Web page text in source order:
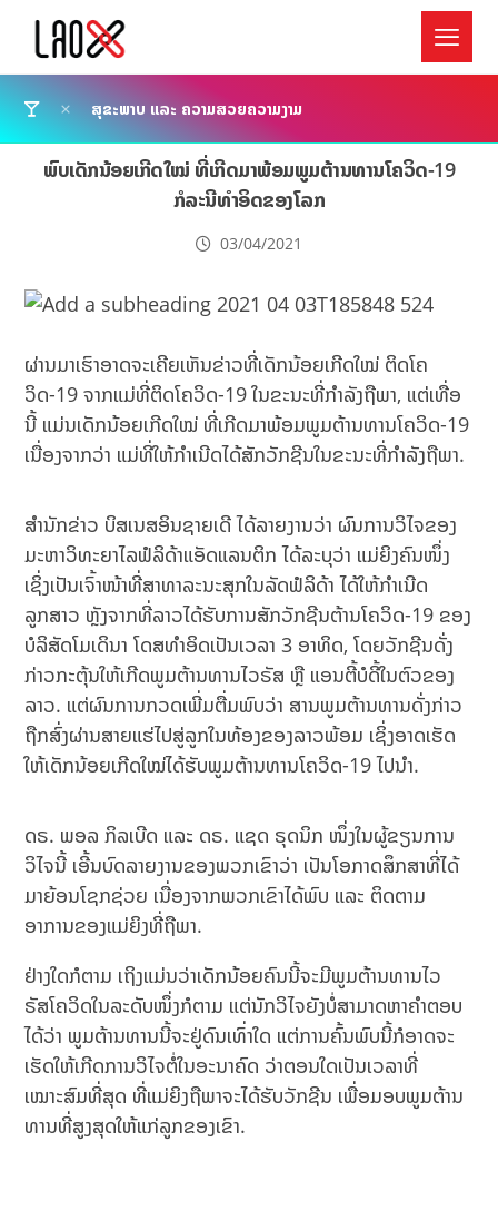
ສຸຂະພາບ ແລະ ຄວາມສວຍຄວາມງາມ
ພົບເດັກນ້ອຍເກີດໃໝ່ ທີ່ເກີດມາພ້ອມພູມຕ້ານທານໂຄວິດ-19
ກໍລະນີທຳອິດຂອງໂລກ
03/04/2021
ຜ່ານມາເຮົາອາດຈະເຄີຍເຫັນຂ່າວທີ່ເດັກນ້ອຍເກີດໃໝ່ ຕິດໂຄ
ວິດ-19 ຈາກແມ່ທີ່ຕິດໂຄວິດ-19 ໃນຂະນະທີ່ກຳລັງຖືພາ,​ ແຕ່ເທື່ອ
ນີ້ ແມ່ນເດັກນ້ອຍເກີດໃໝ່ ທີ່ເກີດມາພ້ອມພູມຕ້ານທານໂຄວິດ-19
ເນື່ອງຈາກວ່າ ແມ່ທີ່ໃຫ້ກຳເນີດໄດ້ສັກວັກຊີນໃນຂະນະທີ່ກຳລັງຖືພາ.
ສຳນັກຂ່າວ ບິສເນສອິນຊາຍເດີ ໄດ້ລາຍງານວ່າ ຜົນການວິໄຈຂອງ
ມະຫາວິທະຍາໄລຟໍລິດ້າແອັດແລນຕິກ ໄດ້ລະບຸວ່າ ແມ່ຍິງຄົນໜຶ່ງ
ເຊິ່ງເປັນເຈົ້າໜ້າທີ່ສາທາລະນະສຸກໃນລັດຟໍລິດ້າ ໄດ້ໃຫ້ກຳເນີດ
ລູກສາວ ຫຼັງຈາກທີ່ລາວໄດ້ຮັບການສັກວັກຊີນຕ້ານໂຄວິດ-19 ຂອງ
ບໍລິສັດໂມເດິນາ ໂດສທຳອິດເປັນເວລາ 3 ອາທິດ, ໂດຍວັກຊີນດັ່ງ
ກ່າວກະຕຸ້ນໃຫ້ເກີດພູມຕ້ານທານໄວຣັສ ຫຼື ແອນຕີ້ບໍດີ້ໃນຕົວຂອງ
ລາວ. ແຕ່ຜົນການກວດເພີ່ມຕື່ມພົບວ່າ ສານພູມຕ້ານທານດັ່ງກ່າວ
ຖືກສົ່ງຜ່ານສາຍແຮ່ໄປສູ່ລູກໃນທ້ອງຂອງລາວພ້ອມ ເຊິ່ງອາດເຮັດ
ໃຫ້ເດັກນ້ອຍເກີດໃໝ່ໄດ້ຮັບພູມຕ້ານທານໂຄວິດ-19 ໄປນຳ.
ດຣ. ພອລ ກິລເບີດ ແລະ ດຣ. ແຊດ ຣຸດນິກ ໜຶ່ງໃນຜູ້ຂຽນການ
ວິໄຈນີ້ ເອີ້ນບົດລາຍງານຂອງພວກເຂົາວ່າ ເປັນໂອກາດສຶກສາທີ່ໄດ້
ມາຍ້ອນໂຊກຊ່ວຍ ເນື່ອງຈາກພວກເຂົາໄດ້ພົບ ແລະ ຕິດຕາມ
ອາການຂອງແມ່ຍິງທີ່ຖືພາ.
ຢ່າງໃດກໍຕາມ ເຖິງແມ່ນວ່າເດັກນ້ອຍຄົນນີ້ຈະມີພູມຕ້ານທານໄວ
ຣັສໂຄວິດໃນລະດັບໜຶ່ງກໍຕາມ ແຕ່ນັກວິໄຈຍັງບໍ່ສາມາດຫາຄຳຕອບ
ໄດ້ວ່າ ພູມຕ້ານທານນີ້ຈະຢູ່ດົນເທົ່າໃດ ແຕ່ການຄົ້ນພົບນີ້ກໍອາດຈະ
ເຮັດໃຫ້ເກີດການວິໄຈຕໍ່ໃນອະນາຄົດ ວ່າຕອນໃດເປັນເວລາທີ່
ເໝາະສົມທີ່ສຸດ ທີ່ແມ່ຍິງຖືພາຈະໄດ້ຮັບວັກຊີນ ເພື່ອມອບພູມຕ້ານ
ທານທີ່ສູງສຸດໃຫ້ແກ່ລູກຂອງເຂົາ.